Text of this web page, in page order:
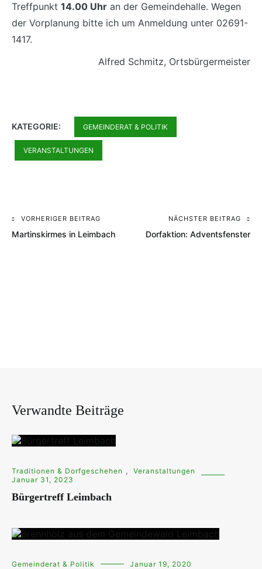
Treffpunkt 14.00 Uhr an der Gemeindehalle. Wegen
der Vorplanung bitte ich um Anmeldung unter 02691-
1417.
Alfred Schmitz, Ortsbürgermeister
KATEGORIE: GEMEINDERAT & POLITIK
VERANSTALTUNGEN
Beitragsnavigation
VORHERIGER BEITRAG
Martinskirmes in Leimbach
NÄCHSTER BEITRAG
Dorfaktion: Adventsfenster
Verwandte Beiträge
Traditionen & Dorfgeschehen ,
Veranstaltungen
Januar 31, 2023
Bürgertreff Leimbach
Gemeinderat & Politik Januar 19, 2020